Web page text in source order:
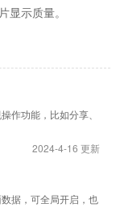
显示质量。
作功能，比如分享、
2024-4-16 更新
据，可全局开启，也